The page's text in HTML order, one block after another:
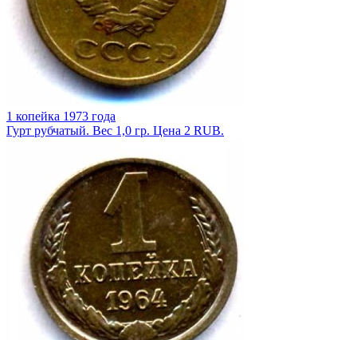
1 копейка 1973 года
Гурт рубчатый. Вес 1,0 гр. Цена 2 RUB.